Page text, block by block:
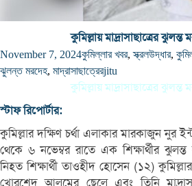
কুমিল্লায় মাদ্রাসাছাত্রের ঝুলন্ত
November 7, 2024কুমিল্লার খবর,স্ক্রলউদ্ধার,
ঝুলন্ত মরদেহ, মাদ্রাসাছাত্রেরjitu
কুমিল্লায় মাদ্রাসাছাত্রের ঝুলন্ত
স্টাফ রিপোর্টার:
কুমিল্লার দক্ষিণ চর্থা এলাকার মারকাজুন নুর
থেকে ৬ নভেম্বর রাতে এক শিক্ষার্থীর
নিহত শিক্ষার্থী তাওহীদ হোসেন (১২) কুমিল্লার
খোরশেদ আলমের ছেলে এবং তিনি